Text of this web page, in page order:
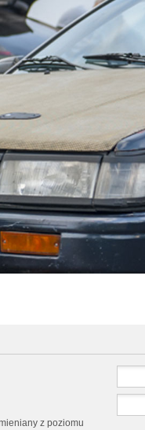
z poziomu